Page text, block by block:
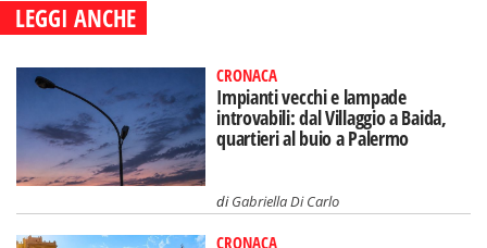
LEGGI ANCHE
CRONACA
Impianti vecchi e lampade
introvabili: dal Villaggio a Baida,
quartieri al buio a Palermo
diGabriella Di Carlo
CRONACA